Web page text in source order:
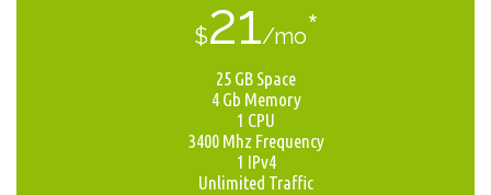
$21/mo*
25 GB Space
4 Gb Memory
1 CPU
3400 Mhz Frequency
1 IPv4
Unlimited Traffic